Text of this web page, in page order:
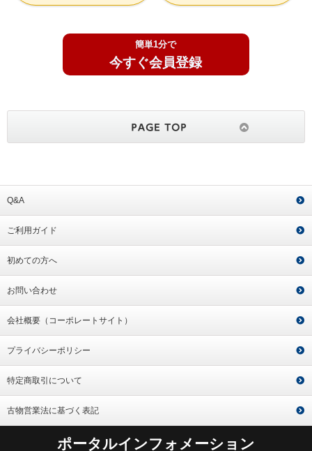
簡単1分で
今すぐ会員登録
Q&A
ご利用ガイド
初めての方へ
お問い合わせ
会社概要（コーポレートサイト）
プライバシーポリシー
特定商取引について
古物営業法に基づく表記
ポータルインフォメーション